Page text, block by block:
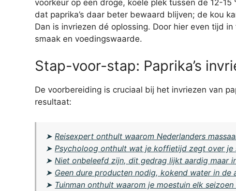
voorkeur op een droge, koele plek tussen de 12-
dat paprika’s daar beter bewaard blijven; de kou
Dan is invriezen dé oplossing. Door hier even tijd
smaak en voedingswaarde.
Stap-voor-stap: Paprika’s
De voorbereiding is cruciaal bij het invriezen van
resultaat:
➤Reisexpert onthult waarom Nederlanders
➤Psycholoog onthult wat je koffietijd zegt over
➤Niet onbeleefd zijn, dit gedrag lijkt aardig maar
➤ Geen dure producten nodig, kokend water in de
➤ Tuinman onthult waarom je moestuin elk